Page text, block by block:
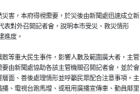
然災害，本府得視需要，於災後由新聞處迅速成立新
之代表對外召開記者會，說明本市受災、救災情形
進度。
擴散等重大民生事件，影響人數及範圍廣大者，主管
需要由新聞處協助各該主管機關召開記者會，並於會
響層面、善後處理情形並呼籲民眾配合注意事項。主
插播、電視台跑馬燈、或租用廣播宣傳車、動員鄰里